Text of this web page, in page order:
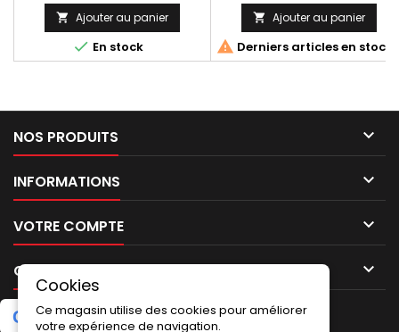
41.0*36.0*10.5mm
 Ajouter au panier
 En stock
bracelet
en silicone VQ13J007
In Japan Children's Analogue
Quartz Watch 10 ATM Q&Q By
strap VQ13J007 Manufacture In
 Ajouter au panier
 Derniers articles en stock
NOS PRODUITS 
INFORMATIONS 
VOTRE COMPTE 
CONTACT 
Cookies
Ce magasin utilise des cookies pour améliorer
votre expérience de navigation.
G oogle5.0★ ★★★★Laissez un avis(2 avis)